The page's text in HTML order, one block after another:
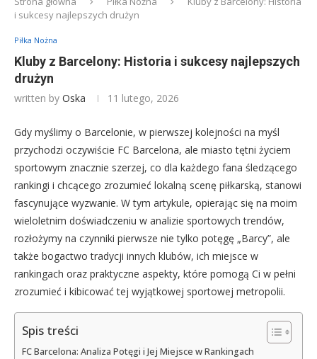
i sukcesy najlepszych drużyn
Piłka Nożna
Kluby z Barcelony: Historia i sukcesy najlepszych
drużyn
written by Oska 11 lutego, 2026
Gdy myślimy o Barcelonie, w pierwszej kolejności na myśl
przychodzi oczywiście FC Barcelona, ale miasto tętni życiem
sportowym znacznie szerzej, co dla każdego fana śledzącego
rankingi i chcącego zrozumieć lokalną scenę piłkarską, stanowi
fascynujące wyzwanie. W tym artykule, opierając się na moim
wieloletnim doświadczeniu w analizie sportowych trendów,
rozłożymy na czynniki pierwsze nie tylko potęgę „Barcy”, ale
także bogactwo tradycji innych klubów, ich miejsce w
rankingach oraz praktyczne aspekty, które pomogą Ci w pełni
zrozumieć i kibicować tej wyjątkowej sportowej metropolii.
Spis treści
FC Barcelona: Analiza Potęgi i Jej Miejsce w Rankingach